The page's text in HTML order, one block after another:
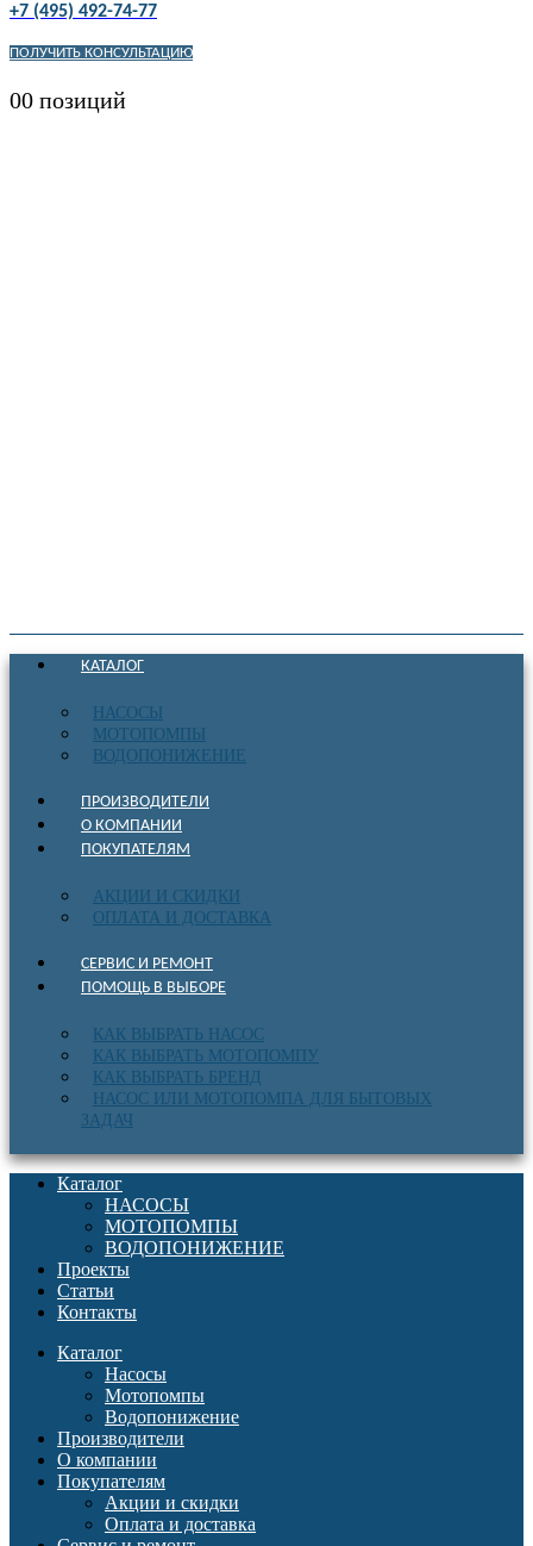
+7 (495) 492-74-77
ПОЛУЧИТЬ КОНСУЛЬТАЦИЮ
00 позиций
КАТАЛОГ
НАСОСЫ
МОТОПОМПЫ
ВОДОПОНИЖЕНИЕ
ПРОИЗВОДИТЕЛИ
О КОМПАНИИ
ПОКУПАТЕЛЯМ
АКЦИИ И СКИДКИ
ОПЛАТА И ДОСТАВКА
СЕРВИС И РЕМОНТ
ПОМОЩЬ В ВЫБОРЕ
КАК ВЫБРАТЬ НАСОС
КАК ВЫБРАТЬ МОТОПОМПУ
КАК ВЫБРАТЬ БРЕНД
НАСОС ИЛИ МОТОПОМПА ДЛЯ БЫТОВЫХ
ЗАДАЧ
Каталог
НАСОСЫ
МОТОПОМПЫ
ВОДОПОНИЖЕНИЕ
Проекты
Статьи
Контакты
Каталог
Насосы
Мотопомпы
Водопонижение
Производители
О компании
Покупателям
Акции и скидки
Оплата и доставка